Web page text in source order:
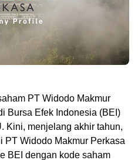
PT Widodo Makmur
Bursa Efek Indonesia (BEI)
Kini, menjelang akhir tahun,
Widodo Makmur Perkasa
BEI dengan kode saham